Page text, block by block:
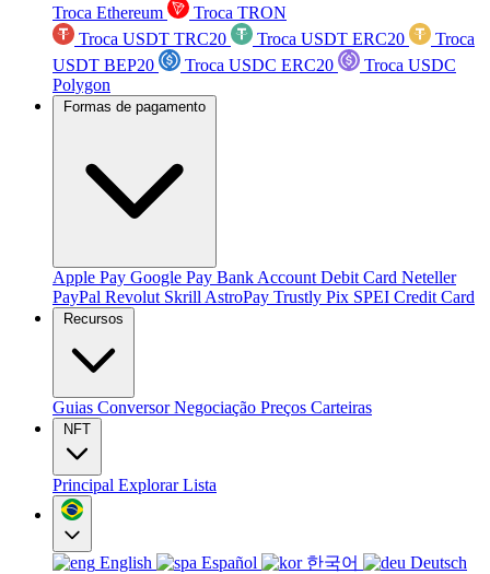
Troca Ethereum
Troca TRON
Troca USDT TRC20
Troca USDT ERC20
Troca
USDT BEP20
Troca USDC ERC20
Troca USDC
Polygon
Formas de pagamento
Apple Pay Google Pay Bank Account Debit Card Neteller
PayPal Revolut Skrill AstroPay Trustly Pix SPEI Credit Card
Recursos
Guias ConversorNegociação Preços Carteiras
NFT
Principal ExplorarLista
English Español 한국어
Deutsch